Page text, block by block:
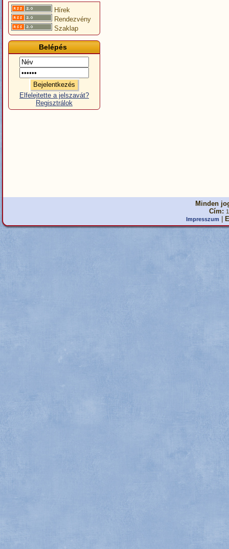
Hírek
Rendezvény
Szaklap
Belépés
Elfelejtette a jelszavát?
Regisztrálok
Minden
Cím:
Impresszum